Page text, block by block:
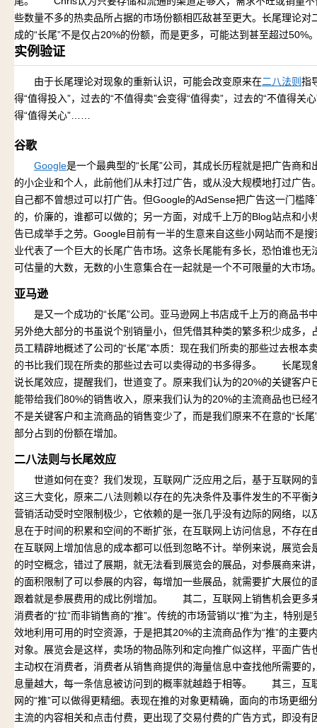
些数量不多的热卖品所占据的市场份额相匹敌甚至更大。长尾理论
成的“长尾”不是仅占20%的份额，而是更多，可能达到甚至超过50%
实例验证
由于长尾理论对现象的重新认识，可能会改变原来在二八法则 指
得“值得投入”，过去的“不值得卖”会变得“值得卖”，过去的“不值得关
得“值得关心”……
谷歌
Google是一个最典型的“长尾”公司，其成长历程就是把广告商
的小企业和个人，此前他们从未打过广告，或从没大规模地打过广
自己都不曾想过可以打广告。但Google的AdSense把广告这一门槛
的，价廉的，谁都可以做的；另一方面，对成千上万的Blog站点和
告已成举手之劳。Google目前有一半的生意来自这些小网站而不是
业代表了一个巨大的长尾广告市场。这条长尾能有多长，恐怕谁也
可估量的大数，无数的小生意集合在一起就是一个不可限量的大市场
亚马逊
是又一个成功的“长尾”公司。亚马逊网上书店成千上万的商品书
另外绝大部分的书虽说个别销量小，但凭借其种类的繁多积少成多
员工精辟地概述了公司的“长尾”本质：现在我们所卖的那些过去根本
的书比我们现在所卖的那些过去可以卖得动的书多得多。 长尾现
说长尾效应，提醒我们，世道变了。原来我们认为的20%的关键客户
能带给我们80%的销售收入，原来我们认为的20%的主流商品也已
不是关键客户和主流商品的销售变少了，而是我们原来不在意的“长尾
部分占到的份额在增加。
二八法则与长尾效应
世道如何在变？我们发现，互联网广泛应用之后，基于互联网的
这三大变化，原来二八法则赖以存在的先决条件及事件发生的不
营销活动受时空限制极少，它依赖的是一张几乎没有边际的网络，
息在于时间的积累和空间的不断扩张，在互联网上访问信息，不存
在互联网上增加信息的成本都可以低到忽略不计。举例来说，展览会
的时空概念，错过了展期，就无法看到展览会的展品，对参展商来讲
的面积限制了可以参展的内容，每增加一些展品，就需要扩大展位的
跟着就是参展费用的成比例增加。 其二，互联网上销售机会更多
消费者的“拉”而非销售商的“推”。传统的市场营销以“推”为主，特别
效地利用可用的时空资源，于是把其20%的主流商品作为“推”的主要
对象。展览会是这样，卖场的物品陈列和定向推广似这样，平面广
主动权在消费者，消费者从销售商提供的海量信息中查找他所需要
息量越大，每一条信息被访问到的概率就越趋于相等。 其三，互
网的“推”可以做得更精细。表现在推的对象更精确，面向的市场更细
主流的内容相关和点击付费，更出现了交易付费的广告方式，即没